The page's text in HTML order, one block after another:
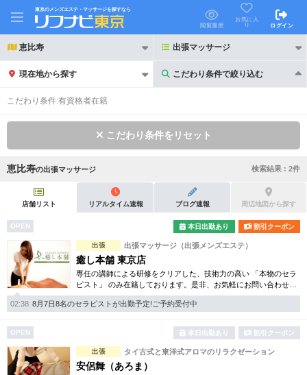
東京のメンズエステ・マッサージを探すなら
閲覧履歴
お気に入
り
ログイン
恵比寿 出張マッサージ
現在地から探す こだわり条件で絞り込む
こだわり条件で絞り込む
初回割引あり リピーター割引あり
団体割引 ポイントカード有
キャッシュレス決済OK
2名様歓迎 団体様歓迎
完全個室 半個室あり
ペアルームあり シャワー室完備
フットバスあり
こだわり条件:有資格者在籍
こだわり条件をリセット
恵比寿の出張マッサージ 検索結果 : 2件
店舗リスト リアルタイム速報 ブログ速報 周辺地図から探す
OPEN 本日出勤あり 割引クーポン
出張 出張マッサージ（出張メンズエステ）
癒し本舗 東京店
専任の講師による研修をクリアした、技術力の高い 「本物のセラ
ピスト」 のみ在籍しております。是非、お気軽にお問い合わせく
ださい！
02:38 8月7日8名のセラピストが出勤予定!ご予約受付中
OPEN 本日出勤あり 割引クーポン
出張 タイ古式と東洋式アロマのリラクゼーション
安侶舞（あろま）